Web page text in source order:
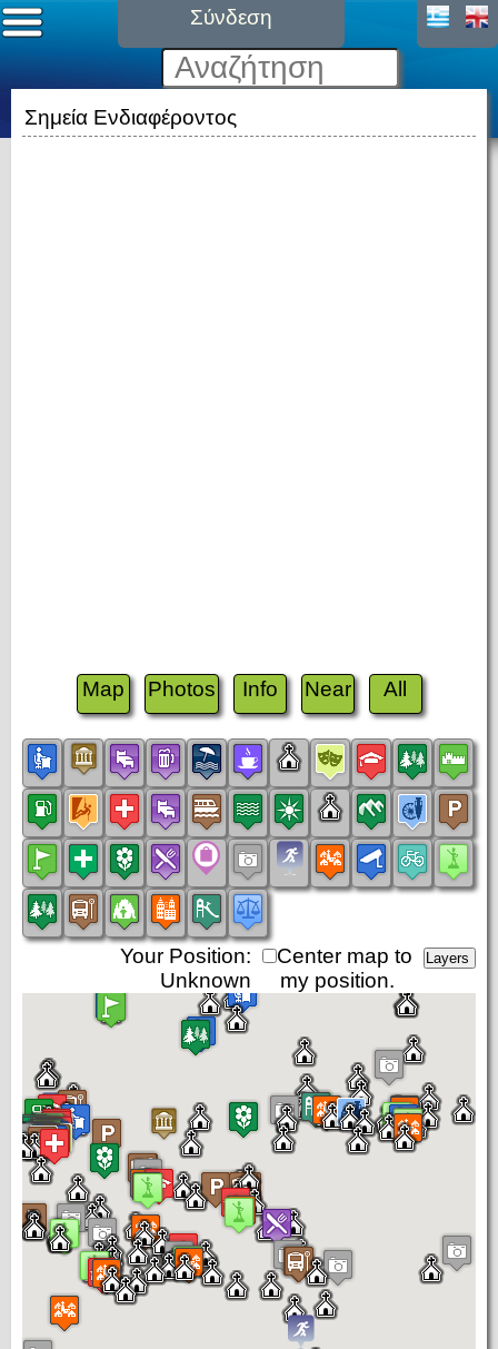
Σύνδεση
Σημεία Ενδιαφέροντος
Map Photos Info Near All
Center map to
my position.
Your Position:
Unknown